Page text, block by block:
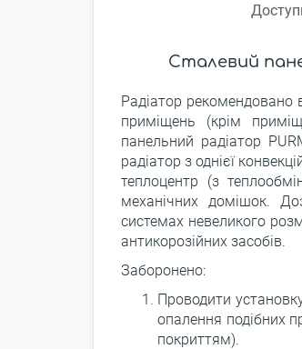
Сталевий
Радіатор рекомендовано
приміщень (крім
панельний радіатор
радіатор з однієї
теплоцентр (з
механічних домішок.
системах невеликого
антикорозійних засобів.
Заборонено:
Проводити
опалення подібних
покриттям).